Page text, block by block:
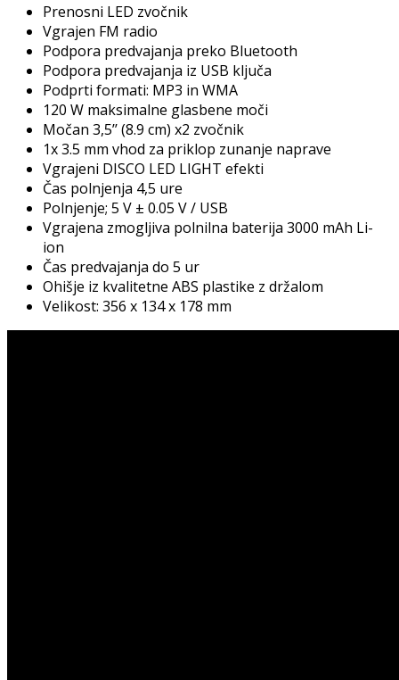
Prenosni LED zvočnik
Vgrajen FM radio
Podpora predvajanja preko Bluetooth
Podpora predvajanja iz USB ključa
Podprti formati: MP3 in WMA
120 W maksimalne glasbene moči
Močan 3,5’’ (8.9 cm) x2 zvočnik
1x 3.5 mm vhod za priklop zunanje naprave
Vgrajeni DISCO LED LIGHT efekti
Čas polnjenja 4,5 ure
Polnjenje; 5 V ± 0.05 V / USB
Vgrajena zmogljiva polnilna baterija 3000 mAh Li-
ion
Čas predvajanja do 5 ur
Ohišje iz kvalitetne ABS plastike z držalom
Velikost: 356 x 134 x 178 mm